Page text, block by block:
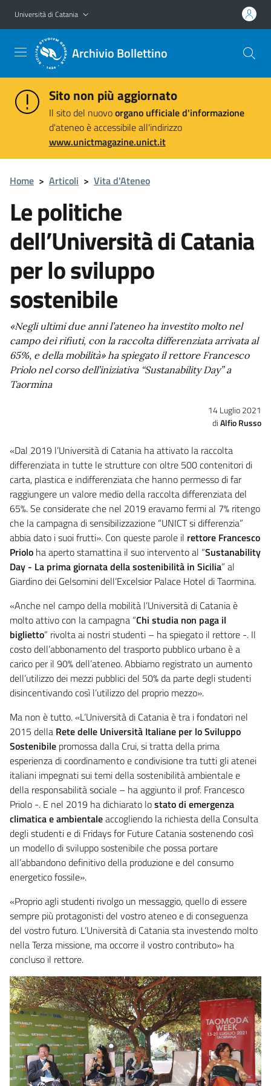
Vai al contenuto principale
Vai al menu di navigazione
Università di Catania
Archivio Bollettino
Sito non più aggiornato
Il sito del nuovoorgano ufficiale d'informazione
d'ateneo è accessibile all'indirizzo
www.unictmagazine.unict.it
Home > Articoli > Vita d'Ateneo
Le politiche
dell’Università di Catania
per lo sviluppo
sostenibile
«Negli ultimi due anni l’ateneo ha investito molto nel
campo dei rifiuti, con la raccolta differenziata arrivata al
65%, e della mobilità» ha spiegato il rettore Francesco
Priolo nel corso dell’iniziativa “Sustanability Day” a
Taormina
14 Luglio 2021
Alfio Russo
«Dal 2019 l’Università di Catania ha attivato la raccolta
differenziata in tutte le strutture con oltre 500 contenitori di
carta, plastica e indifferenziata che hanno permesso di far
raggiungere un valore medio della raccolta differenziata del
65%. Se considerate che nel 2019 eravamo fermi al 7% ritengo
che la campagna di sensibilizzazione “UNICT si differenzia”
abbia dato i suoi frutti». Con queste parole il rettore Francesco
Priolo ha aperto stamattina il suo intervento al “Sustanability
Day - La prima giornata della sostenibilità in Sicilia” al
Giardino dei Gelsomini dell’Excelsior Palace Hotel di Taormina.
«Anche nel campo della mobilità l’Università di Catania è
molto attivo con la campagna “Chi studia non paga il
biglietto” rivolta ai nostri studenti – ha spiegato il rettore -. Il
costo dell’abbonamento del trasporto pubblico urbano è a
carico per il 90% dell’ateneo. Abbiamo registrato un aumento
dell’utilizzo dei mezzi pubblici del 50% da parte degli studenti
disincentivando così l’utilizzo del proprio mezzo».
Ma non è tutto. «L’Università di Catania è tra i fondatori nel
2015 della Rete delle Università Italiane per lo Sviluppo
Sostenibile promossa dalla Crui, si tratta della prima
esperienza di coordinamento e condivisione tra tutti gli atenei
italiani impegnati sui temi della sostenibilità ambientale e
della responsabilità sociale – ha aggiunto il prof. Francesco
Priolo -. E nel 2019 ha dichiarato lostato di emergenza
climatica e ambientaleaccogliendo la richiesta della Consulta
degli studenti e di Fridays for Future Catania sostenendo così
un modello di sviluppo sostenibile che possa portare
all’abbandono definitivo della produzione e del consumo
energetico fossile».
«Proprio agli studenti rivolgo un messaggio, quello di essere
sempre più protagonisti del vostro ateneo e di conseguenza
del vostro futuro. L’Università di Catania sta investendo molto
nella Terza missione, ma occorre il vostro contributo» ha
concluso il rettore.